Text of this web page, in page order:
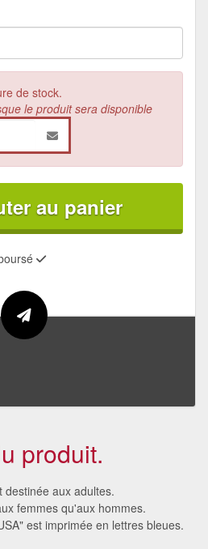
de stock.
le produit sera disponible
au panier
produit.
destinée aux adultes.
femmes qu'aux hommes.
est imprimée en lettres bleues.